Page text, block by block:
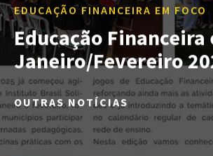
EDUCAÇÃO FINANCEIRA EM FOCO
Educação Financeira
Janeiro/Fevereiro
OUTRAS NOTÍCIAS